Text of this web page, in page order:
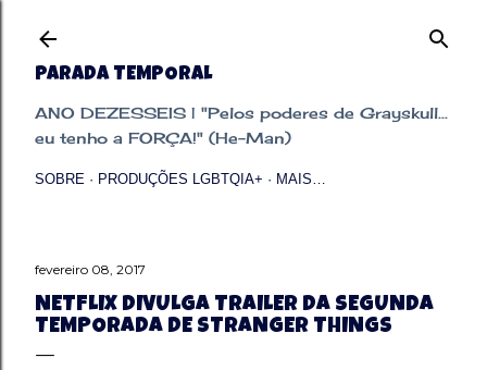
PARADA TEMPORAL
ANO DEZESSEIS | "Pelos poderes de Grayskull...
eu tenho a FORÇA!" (He-Man)
SOBRE PRODUÇÕES LGBTQIA+ MAIS…
fevereiro 08, 2017
NETFLIX DIVULGA TRAILER DA SEGUNDA
TEMPORADA DE STRANGER THINGS